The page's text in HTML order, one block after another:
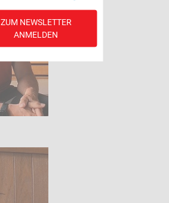
ZUM NEWSLETTER
ANMELDEN